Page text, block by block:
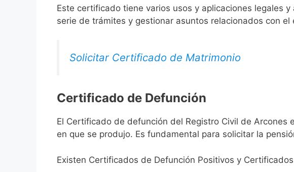
Este certificado tiene varios usos y aplicaciones legales
serie de trámites y gestionar asuntos relacionados con
Solicitar Certificado de Matrimonio
Certificado de Defunción
El Certificado de defunción del Registro Civil de
en que se produjo. Es fundamental para solicitar la
Existen Certificados de Defunción Positivos y